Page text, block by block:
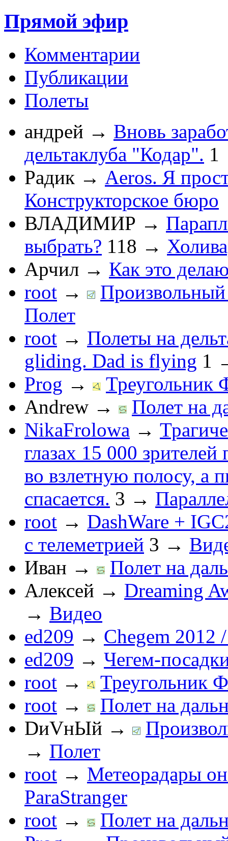
Прямой эфир
Комментарии
Публикации
Полеты
андрей → Вновь
дельтаклуба "Кодар". 1
Радик → Aeros. Я
Конструкторское бюро
ВЛАДИМИР →
выбрать? 118 →
Арчил → Как это
root →
Полет
root → Полеты на
gliding. Dad is flying 1
Prog →
Andrew →
Полет на
NikaFrolowa →
глазах 15 000
во взлетную полосу, а
спасается. 3 →
root → DashWare +
с телеметрией 3 →
Иван →
Полет на
Алексей → Dreaming
→ Видео
ed209 → Chegem 2012
ed209 → Чегем-
root →
Треугольник
root →
Полет на
DиVнЫй →
→ Полет
root → Метеорадары
ParaStranger
root →
Полет на